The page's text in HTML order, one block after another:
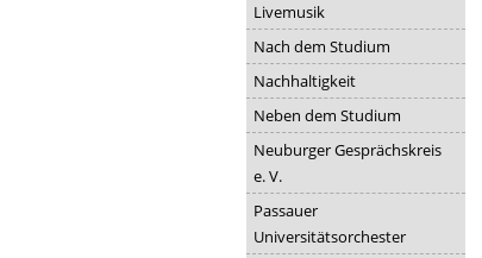
Livemusik
Nach dem Studium
Nachhaltigkeit
Neben dem Studium
Neuburger Gesprächskreis
e. V.
Passauer
Universitätsorchester